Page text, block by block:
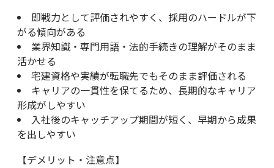
即戦力として評価されやすく、採用のハードルが下
がる傾向がある
業界知識・専門用語・法的手続きの理解がそのまま
活かせる
宅建資格や実績が転職先でもそのまま評価される
キャリアの一貫性を保てるため、長期的なキャリア
形成がしやすい
入社後のキャッチアップ期間が短く、早期から成果
を出しやすい
【デメリット・注意点】